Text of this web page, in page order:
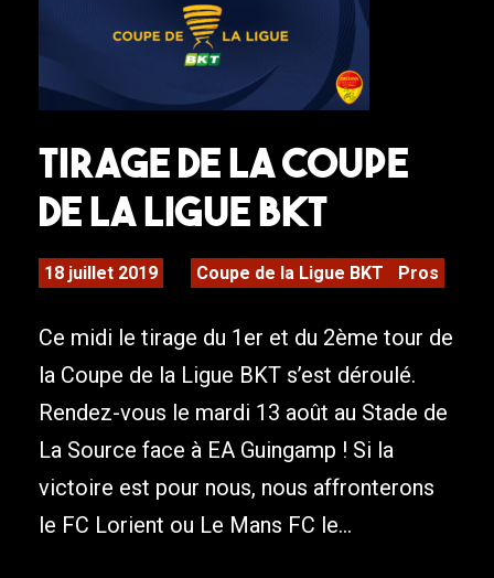
Tirage de la Coupe
de La Ligue BKT
18 juillet 2019 Coupe de la Ligue BKT Pros
Ce midi le tirage du 1er et du 2ème tour de
la Coupe de la Ligue BKT s’est déroulé.
Rendez-vous le mardi 13 août au Stade de
La Source face à EA Guingamp ! Si la
victoire est pour nous, nous affronterons
le FC Lorient ou Le Mans FC le...